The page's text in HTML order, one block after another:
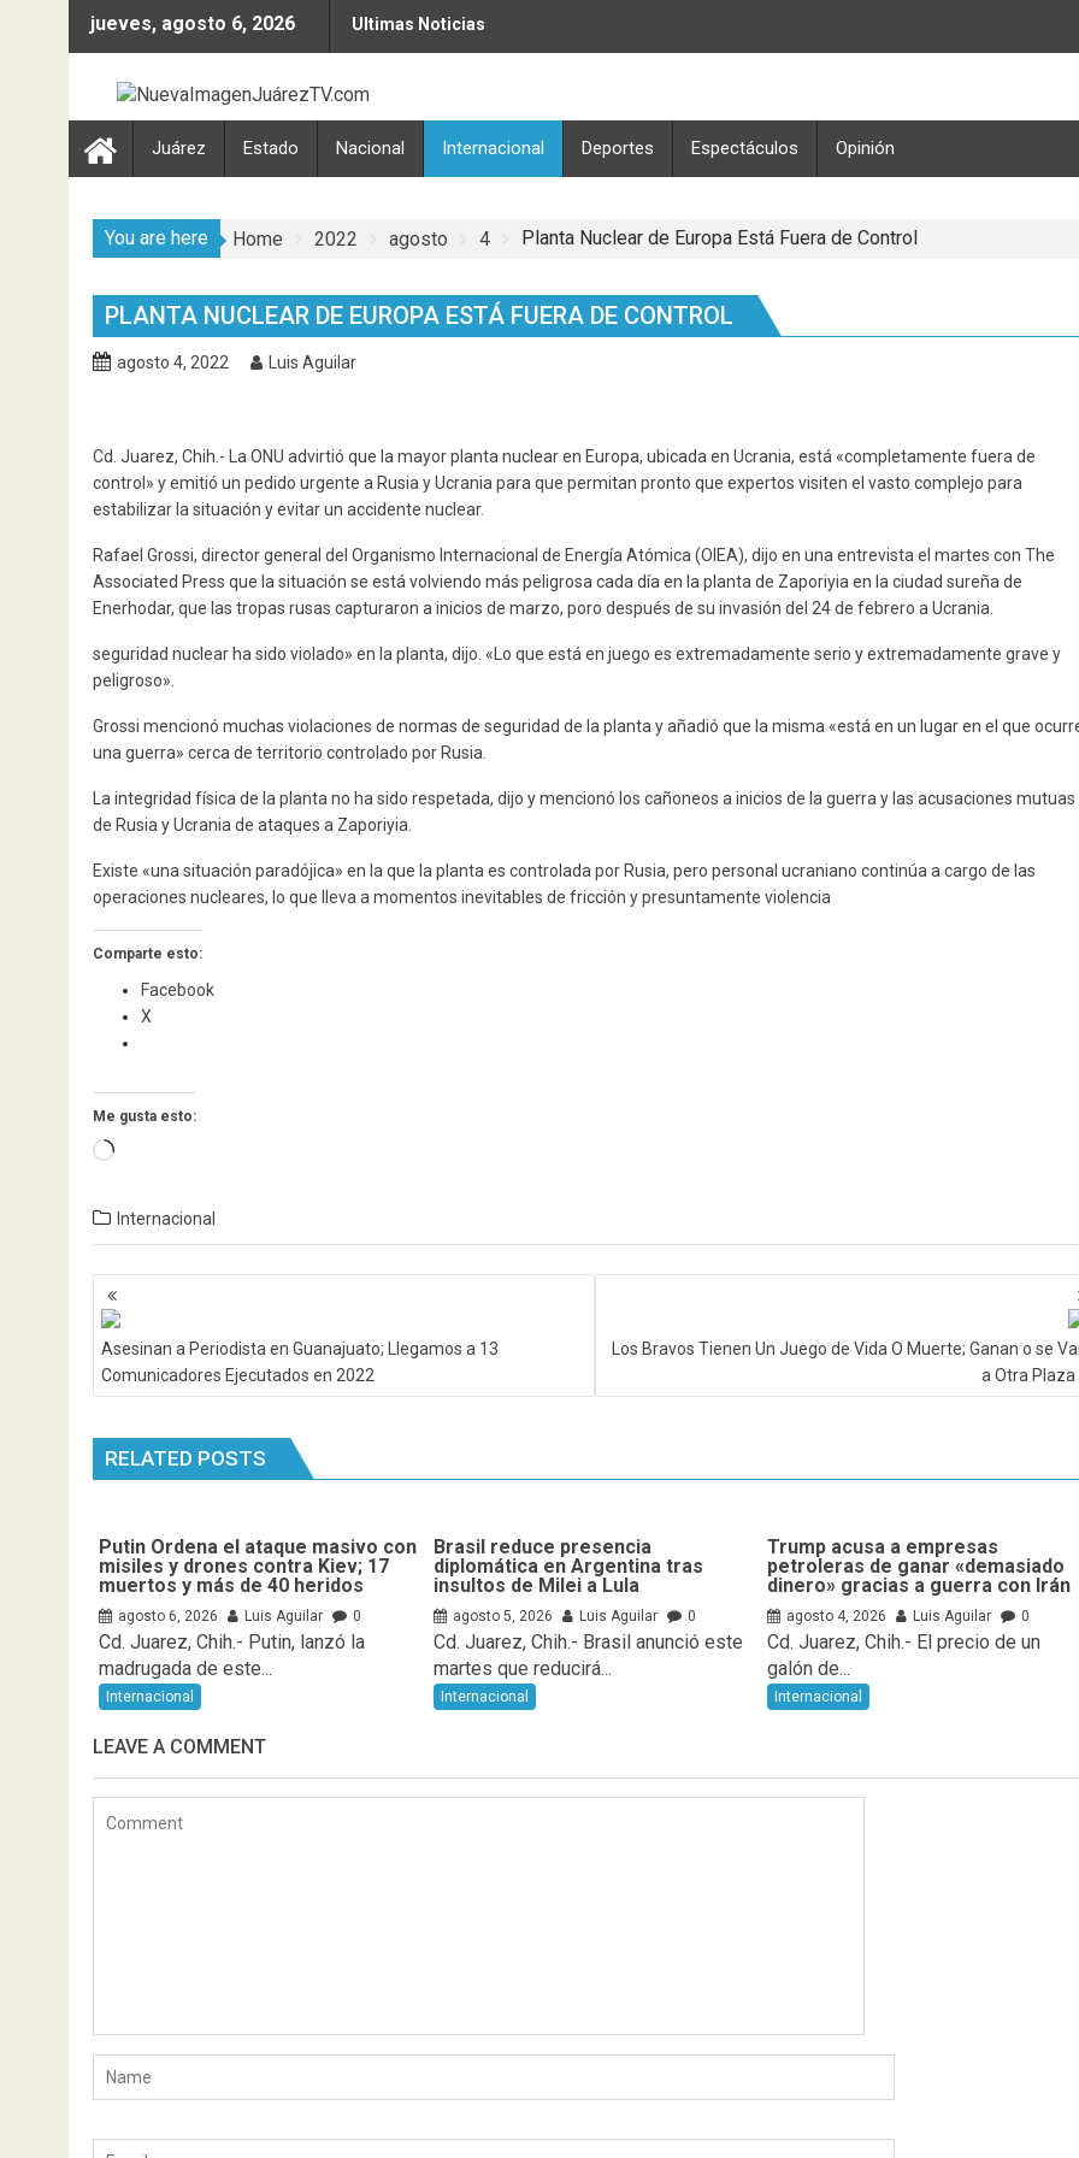
Skip
jueves, agosto 6, 2026 Ultimas Noticias
Juárez Estado Nacional Internacional Deportes Espectáculos Opinión
You are here Home 2022 agosto 4 Planta Nuclear de Europa Está Fuera de Control
PLANTA NUCLEAR DE EUROPA ESTÁ FUERA DE CONTROL
agosto 4, 2022 Luis Aguilar
Cd. Juarez, Chih.- La ONU advirtió que la mayor planta nuclear en Europa, ubicada en Ucrania, está «completamente fuera de
control» y emitió un pedido urgente a Rusia y Ucrania para que permitan pronto que expertos visiten el vasto complejo para
estabilizar la situación y evitar un accidente nuclear.
Rafael Grossi, director general del Organismo Internacional de Energía Atómica (OIEA), dijo en una entrevista el martes con The
Associated Press que la situación se está volviendo más peligrosa cada día en la planta de Zaporiyia en la ciudad sureña de
Enerhodar, que las tropas rusas capturaron a inicios de marzo, poro después de su invasión del 24 de febrero a Ucrania.
seguridad nuclear ha sido violado» en la planta, dijo. «Lo que está en juego es extremadamente serio y extremadamente grave y
peligroso».
Grossi mencionó muchas violaciones de normas de seguridad de la planta y añadió que la misma «está en un lugar en el que
una guerra» cerca de territorio controlado por Rusia.
La integridad física de la planta no ha sido respetada, dijo y mencionó los cañoneos a inicios de la guerra y las acusaciones mutuas
de Rusia y Ucrania de ataques a Zaporiyia.
Existe «una situación paradójica» en la que la planta es controlada por Rusia, pero personal ucraniano continúa a cargo de las
operaciones nucleares, lo que lleva a momentos inevitables de fricción y presuntamente violencia
Comparte esto:
Facebook
X
Me gusta esto:
Cargando...
Internacional
Navegación
de
entradas
Asesinan a Periodista en Guanajuato; Llegamos a 13
Comunicadores Ejecutados en 2022
Los Bravos Tienen Un Juego de Vida O Muerte; Ganan o se
a Otra Plaza
RELATED POSTS
Putin Ordena el ataque masivo con
misiles y drones contra Kiev; 17
muertos y más de 40 heridos
agosto 6, 2026 Luis Aguilar 0
Cd. Juarez, Chih.- Putin, lanzó la
madrugada de este...
Internacional
Brasil reduce presencia
diplomática en Argentina tras
insultos de Milei a Lula
agosto 5, 2026 Luis Aguilar 0
Cd. Juarez, Chih.- Brasil anunció este
martes que reducirá...
Internacional
Trump acusa a empresas
petroleras de ganar «demasiado
dinero» gracias a guerra con Irán
agosto 4, 2026 Luis Aguilar 0
Cd. Juarez, Chih.- El precio de un
galón de...
Internacional
LEAVE A COMMENT